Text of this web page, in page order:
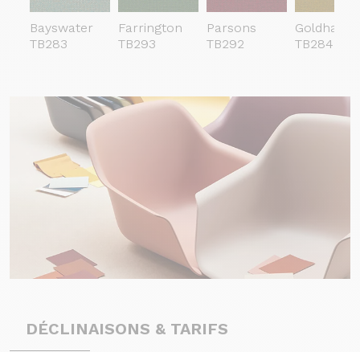
Bayswater
TB283
Farrington
TB293
Parsons
TB292
Goldhawk
TB284
DÉCLINAISONS & TARIFS